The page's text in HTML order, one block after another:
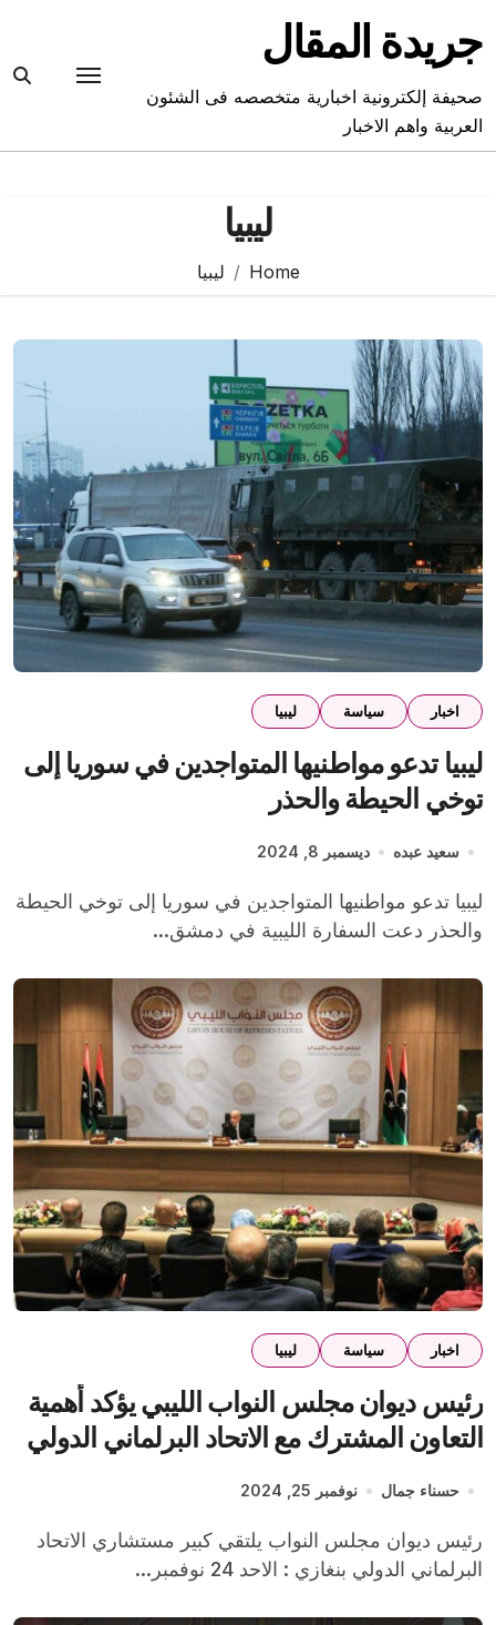
content
جريدة المقال
صحيفة إلكترونية اخبارية متخصصه فى الشئون
العربية واهم الاخبار
ليبيا
Home ليبيا
اخبار سياسة ليبيا
ليبيا تدعو مواطنيها المتواجدين في سوريا إلى
توخي الحيطة والحذر
سعيد عبده ديسمبر 8, 2024
ليبيا تدعو مواطنيها المتواجدين في سوريا إلى توخي الحيطة
والحذر دعت السفارة الليبية في دمشق...
اخبار سياسة ليبيا
رئيس ديوان مجلس النواب الليبي يؤكد أهمية
التعاون المشترك مع الاتحاد البرلماني الدولي
حسناء جمال نوفمبر 25, 2024
رئيس ديوان مجلس النواب يلتقي كبير مستشاري الاتحاد
البرلماني الدولي بنغازي : الاحد 24 نوفمبر...